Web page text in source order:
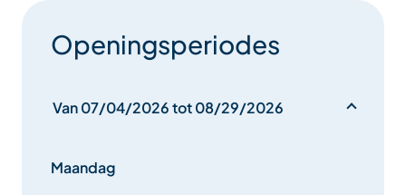
- Het animatieprogramma.
- Een plattegrond van het resort.
En al het andere advies of de informatie die u nodig
Openingsperiodes
Van 07/04/2026 tot 08/29/2026
Maandag